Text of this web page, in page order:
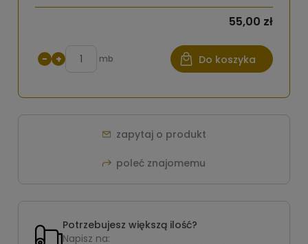
55,00 zł
− + mb Do koszyka
zapytaj o produkt
poleć znajomemu
Potrzebujesz większą ilość?
Napisz na: